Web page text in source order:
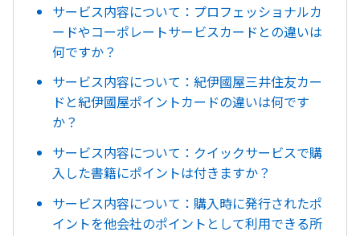
サービス内容について：プロフェッショナルカ
ードやコーポレートサービスカードとの違いは
何ですか？
サービス内容について：紀伊國屋三井住友カー
ドと紀伊國屋ポイントカードの違いは何です
か？
サービス内容について：クイックサービスで購
入した書籍にポイントは付きますか？
サービス内容について：購入時に発行されたポ
イントを他会社のポイントとして利用できる所